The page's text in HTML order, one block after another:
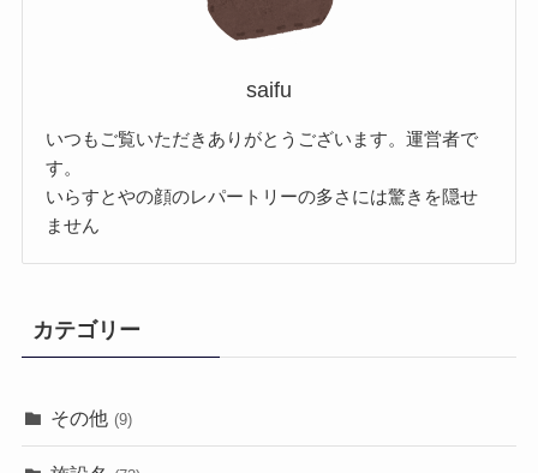
saifu
いつもご覧いただきありがとうございます。運営者で
す。
いらすとやの顔のレパートリーの多さには驚きを隠せ
ません
カテゴリー
その他 (9)